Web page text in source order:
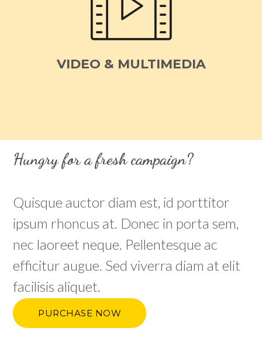
VIDEO & MULTIMEDIA
Hungry for a fresh campaign?
Quisque auctor diam est, id porttitor
ipsum rhoncus at. Donec in porta sem,
nec laoreet neque. Pellentesque ac
efficitur augue. Sed viverra diam at elit
facilisis aliquet.
PURCHASE NOW